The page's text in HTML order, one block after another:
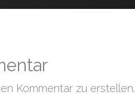
Kommentar zu erstellen.